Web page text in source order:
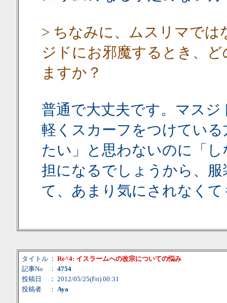
> ちなみに、ムスリマで
ジドにお邪魔するとき、
ますか？
普通で大丈夫です。マス
軽くスカーフをつけてい
たい」と思わないのに「
担になるでしょうから、
て、あまり気にされなく
タイトル ： Re^4: イスラームへの改宗についての悩み
記事No
： 4754
投稿日
： 2012/05/25(Fri) 00:31
投稿者
： Aya